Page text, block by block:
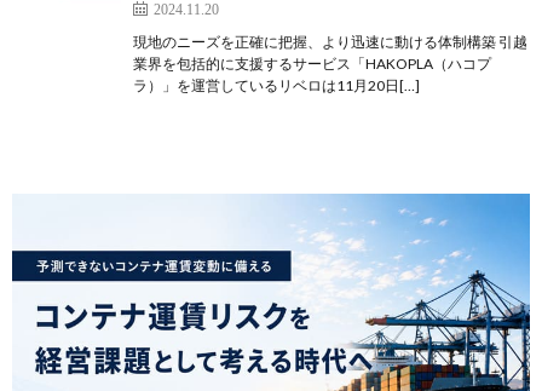
2024.11.20
現地のニーズを正確に把握、より迅速に動ける体制構築 引越
業界を包括的に支援するサービス「HAKOPLA（ハコプ
ラ）」を運営しているリベロは11月20日[…]